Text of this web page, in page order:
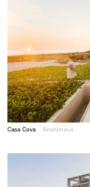
Casa Cova Anonimous